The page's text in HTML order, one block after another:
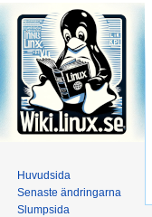
Huvudsida
Senaste ändringarna
Slumpsida